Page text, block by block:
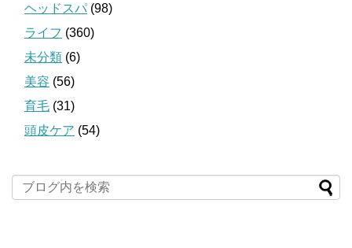
ヘッドスパ (98)
ライフ (360)
未分類 (6)
美容 (56)
育毛 (31)
頭皮ケア (54)